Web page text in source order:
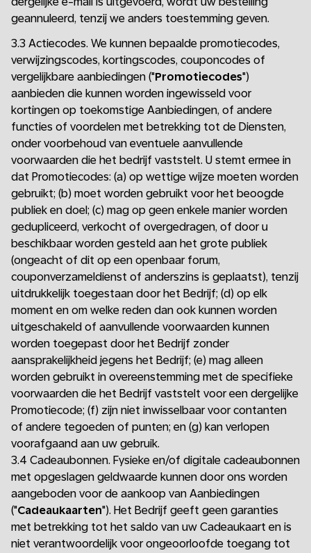
geannuleerd, tenzij we anders toestemming geven.
3.3 Actiecodes. We kunnen bepaalde promotiecodes,
verwijzingscodes, kortingscodes, couponcodes of
vergelijkbare aanbiedingen ("Promotiecodes")
aanbieden die kunnen worden ingewisseld voor
kortingen op toekomstige Aanbiedingen, of andere
functies of voordelen met betrekking tot de Diensten,
onder voorbehoud van eventuele aanvullende
voorwaarden die het bedrijf vaststelt. U stemt ermee in
dat Promotiecodes: (a) op wettige wijze moeten worden
gebruikt; (b) moet worden gebruikt voor het beoogde
publiek en doel; (c) mag op geen enkele manier worden
gedupliceerd, verkocht of overgedragen, of door u
beschikbaar worden gesteld aan het grote publiek
(ongeacht of dit op een openbaar forum,
couponverzameldienst of anderszins is geplaatst), tenzij
uitdrukkelijk toegestaan door het Bedrijf; (d) op elk
moment en om welke reden dan ook kunnen worden
uitgeschakeld of aanvullende voorwaarden kunnen
worden toegepast door het Bedrijf zonder
aansprakelijkheid jegens het Bedrijf; (e) mag alleen
worden gebruikt in overeenstemming met de specifieke
voorwaarden die het Bedrijf vaststelt voor een dergelijke
Promotiecode; (f) zijn niet inwisselbaar voor contanten
of andere tegoeden of punten; en (g) kan verlopen
voorafgaand aan uw gebruik.
3.4 Cadeaubonnen. Fysieke en/of digitale cadeaubonnen
met opgeslagen geldwaarde kunnen door ons worden
aangeboden voor de aankoop van Aanbiedingen
("Cadeaukaarten"). Het Bedrijf geeft geen garanties
met betrekking tot het saldo van uw Cadeaukaart en is
niet verantwoordelijk voor ongeoorloofde toegang tot